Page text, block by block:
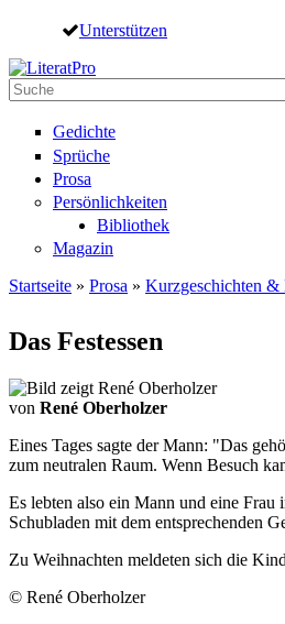
Direkt zum Inhalt
Unterstützen
Suche
Gedichte
Sprüche
Prosa
Persönlichkeiten
Bibliothek
Magazin
Startseite » Prosa » Kurzgeschichten &
Das Festessen
von René Oberholzer
Eines Tages sagte der Mann: "Das
zum neutralen Raum. Wenn Besuch
Es lebten also ein Mann und eine
Schubladen mit dem entsprechenden
Zu Weihnachten meldeten sich die
© René Oberholzer